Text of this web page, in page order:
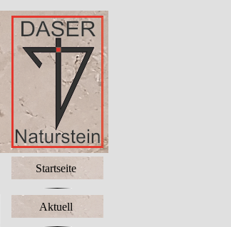
Startseite
Aktuell